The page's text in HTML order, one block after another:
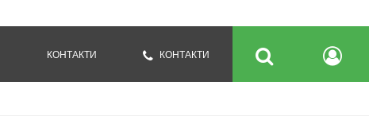
КОНТАКТИ КОНТАКТИ